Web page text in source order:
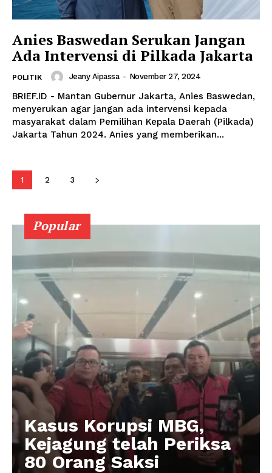
Anies Baswedan Serukan Jangan
Ada Intervensi di Pilkada Jakarta
POLITIK Jeany Aipassa - November 27, 2024
BRIEF.ID - Mantan Gubernur Jakarta, Anies Baswedan,
menyerukan agar jangan ada intervensi kepada
masyarakat dalam Pemilihan Kepala Daerah (Pilkada)
Jakarta Tahun 2024. Anies yang memberikan...
1 2 3
Popular
Kasus Korupsi MBG,
Kejagung telah Periksa
80 Orang Saksi